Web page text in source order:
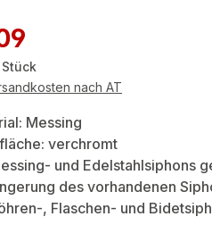
Preis:
Stück
nach AT
Messing
verchromt
und Edelstahlsiphons
des vorhandenen
, Flaschen- und